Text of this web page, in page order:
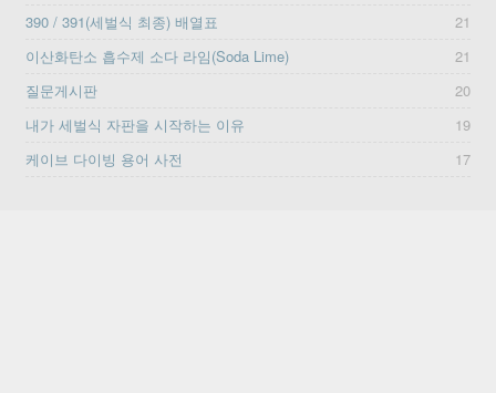
390 / 391(세벌식 최종) 배열표
21
이산화탄소 흡수제 소다 라임(Soda Lime)
21
질문게시판
20
내가 세벌식 자판을 시작하는 이유
19
케이브 다이빙 용어 사전
17